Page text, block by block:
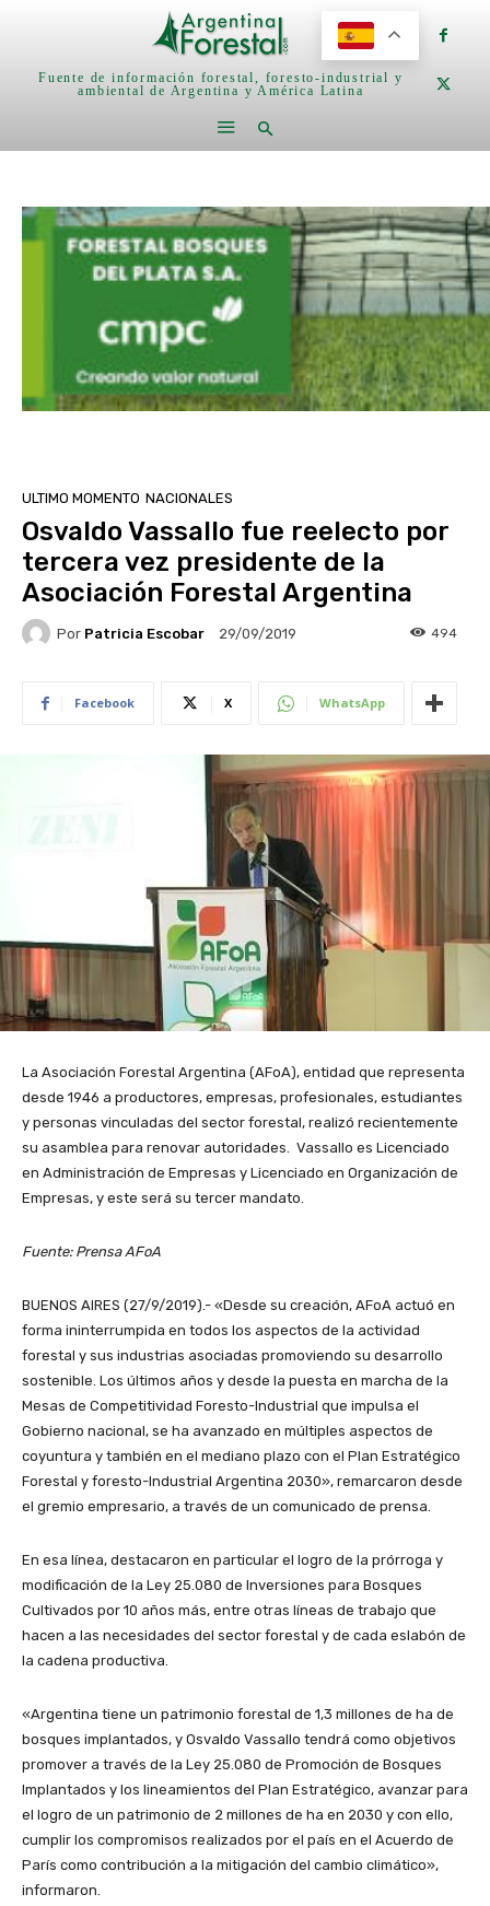
Fuente de información forestal, foresto-industrial y
ambiental de Argentina y América Latina
ULTIMO MOMENTO NACIONALES
Osvaldo Vassallo fue reelecto por
tercera vez presidente de la
Asociación Forestal Argentina
Por Patricia Escobar 29/09/2019 494
Facebook X WhatsApp
La Asociación Forestal Argentina (AFoA), entidad que representa
desde 1946 a productores, empresas, profesionales, estudiantes
y personas vinculadas del sector forestal, realizó recientemente
su asamblea para renovar autoridades. Vassallo es Licenciado
en Administración de Empresas y Licenciado en Organización de
Empresas, y este será su tercer mandato.
Fuente: Prensa AFoA
BUENOS AIRES (27/9/2019).- «Desde su creación, AFoA actuó en
forma ininterrumpida en todos los aspectos de la actividad
forestal y sus industrias asociadas promoviendo su desarrollo
sostenible. Los últimos años y desde la puesta en marcha de la
Mesas de Competitividad Foresto-Industrial que impulsa el
Gobierno nacional, se ha avanzado en múltiples aspectos de
coyuntura y también en el mediano plazo con el Plan Estratégico
Forestal y foresto-Industrial Argentina 2030», remarcaron desde
el gremio empresario, a través de un comunicado de prensa.
En esa línea, destacaron en particular el logro de la prórroga y
modificación de la Ley 25.080 de Inversiones para Bosques
Cultivados por 10 años más, entre otras líneas de trabajo que
hacen a las necesidades del sector forestal y de cada eslabón de
la cadena productiva.
«Argentina tiene un patrimonio forestal de 1,3 millones de ha de
bosques implantados, y Osvaldo Vassallo tendrá como objetivos
promover a través de la Ley 25.080 de Promoción de Bosques
Implantados y los lineamientos del Plan Estratégico, avanzar para
el logro de un patrimonio de 2 millones de ha en 2030 y con ello,
cumplir los compromisos realizados por el país en el Acuerdo de
París como contribución a la mitigación del cambio climático»,
informaron.